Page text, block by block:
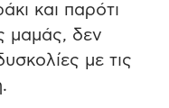
και παρότι
μαμάς, δεν
με τις